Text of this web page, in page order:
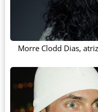
Morre Clodd Dias,